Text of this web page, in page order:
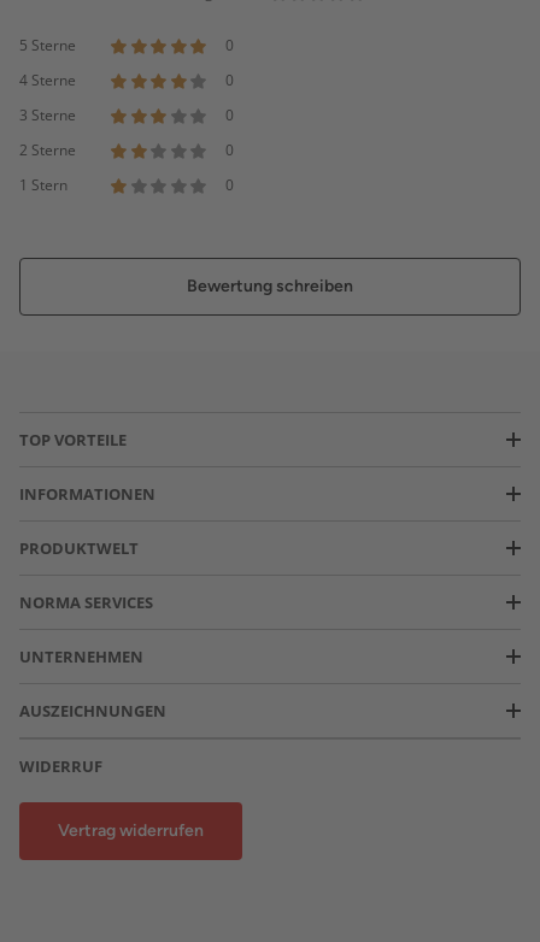
5 Sterne
0
4 Sterne
0
3 Sterne
0
2 Sterne
0
1 Stern
0
Bewertung schreiben
TOP VORTEILE
INFORMATIONEN
PRODUKTWELT
NORMA SERVICES
UNTERNEHMEN
AUSZEICHNUNGEN
WIDERRUF
Vertrag widerrufen